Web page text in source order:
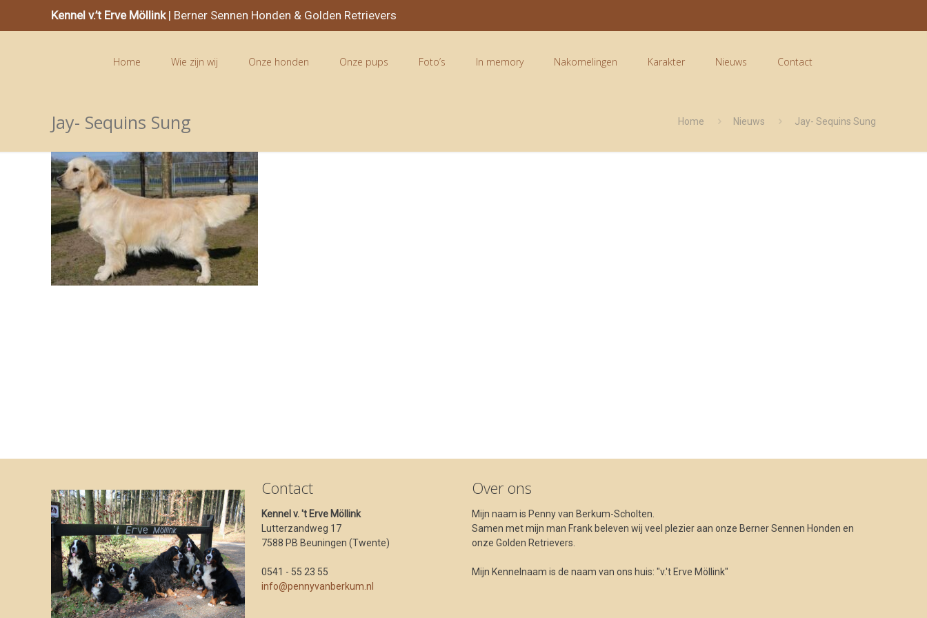
Kennel v.’t Erve Möllink| Berner Sennen Honden & Golden Retrievers
Home Wie zijn wij Onze honden Onze pups Foto’s In memory Nakomelingen Karakter Nieuws Contact
Jay- Sequins Sung Home Nieuws Jay- Sequins Sung
Contact
Kennel v. 't Erve Möllink
Lutterzandweg 17
7588 PB Beuningen (Twente)
0541 - 55 23 55
info@pennyvanberkum.nl
Over ons
Mijn naam is Penny van Berkum-Scholten.
Samen met mijn man Frank beleven wij veel plezier aan onze Berner Sennen Honden en
onze Golden Retrievers.
Mijn Kennelnaam is de naam van ons huis: "v.'t Erve Möllink"